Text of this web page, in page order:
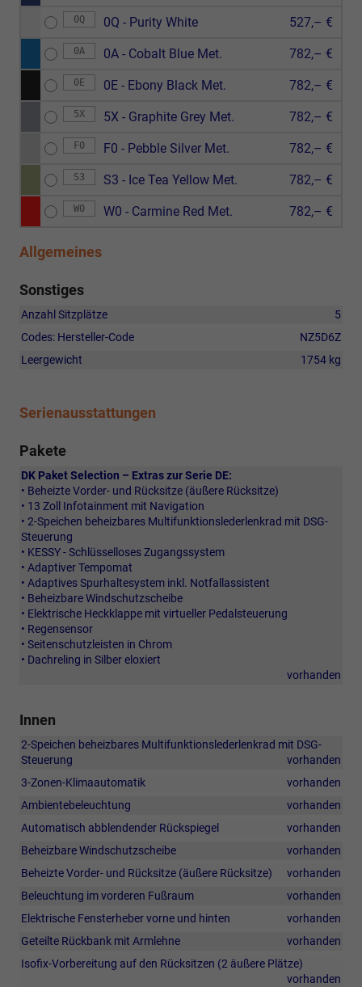
0Q 0Q - Purity White 527,– €
0A 0A - Cobalt Blue Met. 782,– €
0E 0E - Ebony Black Met. 782,– €
5X 5X - Graphite Grey Met. 782,– €
F0 F0 - Pebble Silver Met. 782,– €
S3 S3 - Ice Tea Yellow Met. 782,– €
W0 W0 - Carmine Red Met. 782,– €
Allgemeines
Sonstiges
Anzahl Sitzplätze
5
Codes: Hersteller-Code
NZ5D6Z
Leergewicht
1754 kg
Serienausstattungen
Pakete
DK Paket Selection – Extras zur Serie DE:
• Beheizte Vorder- und Rücksitze (äußere Rücksitze)
• 13 Zoll Infotainment mit Navigation
• 2-Speichen beheizbares Multifunktionslederlenkrad mit DSG-
Steuerung
• KESSY - Schlüsselloses Zugangssystem
• Adaptiver Tempomat
• Adaptives Spurhaltesystem inkl. Notfallassistent
• Beheizbare Windschutzscheibe
• Elektrische Heckklappe mit virtueller Pedalsteuerung
• Regensensor
• Seitenschutzleisten in Chrom
• Dachreling in Silber eloxiert
vorhanden
Innen
2-Speichen beheizbares Multifunktionslederlenkrad mit DSG-
Steuerung
vorhanden
3-Zonen-Klimaautomatik
vorhanden
Ambientebeleuchtung
vorhanden
Automatisch abblendender Rückspiegel
vorhanden
Beheizbare Windschutzscheibe
vorhanden
Beheizte Vorder- und Rücksitze (äußere Rücksitze)
vorhanden
Beleuchtung im vorderen Fußraum
vorhanden
Elektrische Fensterheber vorne und hinten
vorhanden
Geteilte Rückbank mit Armlehne
vorhanden
Isofix-Vorbereitung auf den Rücksitzen (2 äußere Plätze)
vorhanden